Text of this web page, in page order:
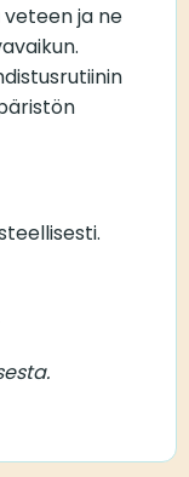
ja ne